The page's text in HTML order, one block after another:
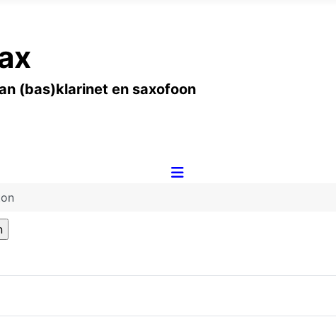
(bas)klarinet en saxofoon